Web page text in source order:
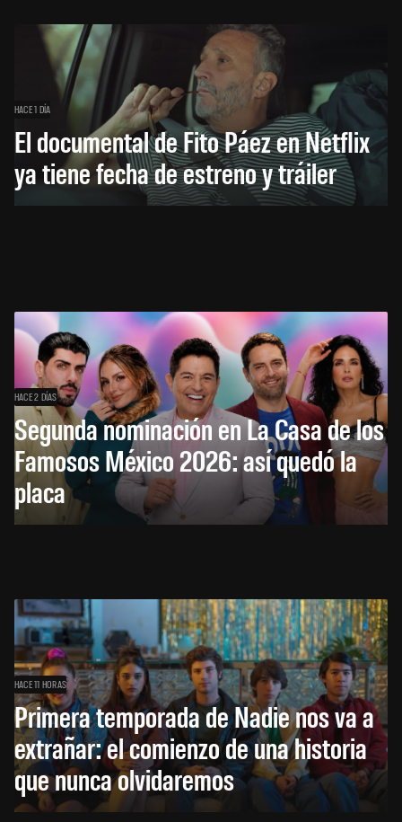
HACE 1 DÍA
El documental de Fito Páez en Netflix
ya tiene fecha de estreno y tráiler
HACE 2 DÍAS
Segunda nominación en La Casa de los
Famosos México 2026: así quedó la
placa
HACE 11 HORAS
Primera temporada de Nadie nos va a
extrañar: el comienzo de una historia
que nunca olvidaremos